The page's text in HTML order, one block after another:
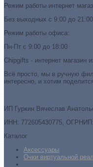
Режим работы интернет
Без выходных с 9:00 до 21:00
Режим работы офиса:
Пн-Пт с 9:00 до 18:00
Chipgifts - интернет магазин
Всё просто, мы в ручную
интересно, и хотим
ИП Гуркин Вячеслав
ИНН: 772605430775,
Каталог
Аксессуары
Очки виртуальной